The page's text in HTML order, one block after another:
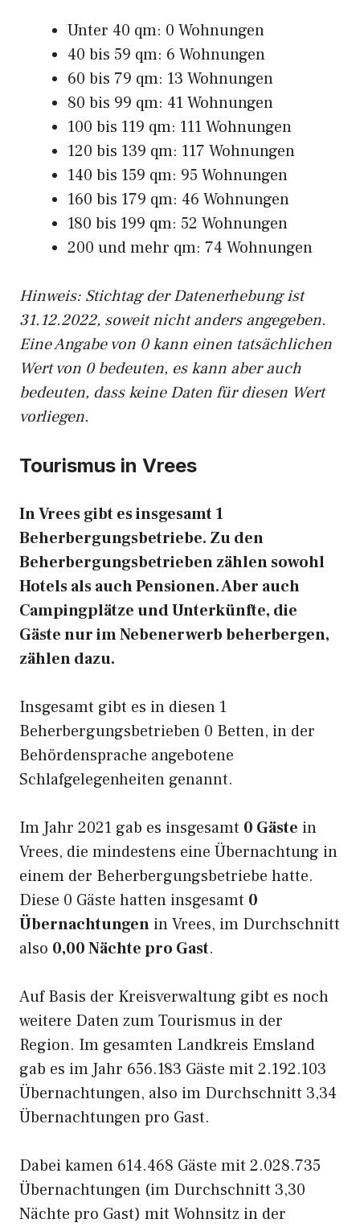
Unter 40 qm: 0 Wohnungen
40 bis 59 qm: 6 Wohnungen
60 bis 79 qm: 13 Wohnungen
80 bis 99 qm: 41 Wohnungen
100 bis 119 qm: 111 Wohnungen
120 bis 139 qm: 117 Wohnungen
140 bis 159 qm: 95 Wohnungen
160 bis 179 qm: 46 Wohnungen
180 bis 199 qm: 52 Wohnungen
200 und mehr qm: 74 Wohnungen
Hinweis: Stichtag der Datenerhebung ist
31.12.2022, soweit nicht anders angegeben.
Eine Angabe von 0 kann einen tatsächlichen
Wert von 0 bedeuten, es kann aber auch
bedeuten, dass keine Daten für diesen Wert
vorliegen.
Tourismus in Vrees
In Vrees gibt es insgesamt 1
Beherbergungsbetriebe. Zu den
Beherbergungsbetrieben zählen sowohl
Hotels als auch Pensionen. Aber auch
Campingplätze und Unterkünfte, die
Gäste nur im Nebenerwerb beherbergen,
zählen dazu.
Insgesamt gibt es in diesen 1
Beherbergungsbetrieben 0 Betten, in der
Behördensprache angebotene
Schlafgelegenheiten genannt.
Im Jahr 2021 gab es insgesamt 0 Gäste in
Vrees, die mindestens eine Übernachtung in
einem der Beherbergungsbetriebe hatte.
Diese 0 Gäste hatten insgesamt 0
Übernachtungen in Vrees, im Durchschnitt
also 0,00 Nächte pro Gast.
Auf Basis der Kreisverwaltung gibt es noch
weitere Daten zum Tourismus in der
Region. Im gesamten Landkreis Emsland
gab es im Jahr 656.183 Gäste mit 2.192.103
Übernachtungen, also im Durchschnitt 3,34
Übernachtungen pro Gast.
Dabei kamen 614.468 Gäste mit 2.028.735
Übernachtungen (im Durchschnitt 3,30
Nächte pro Gast) mit Wohnsitz in der